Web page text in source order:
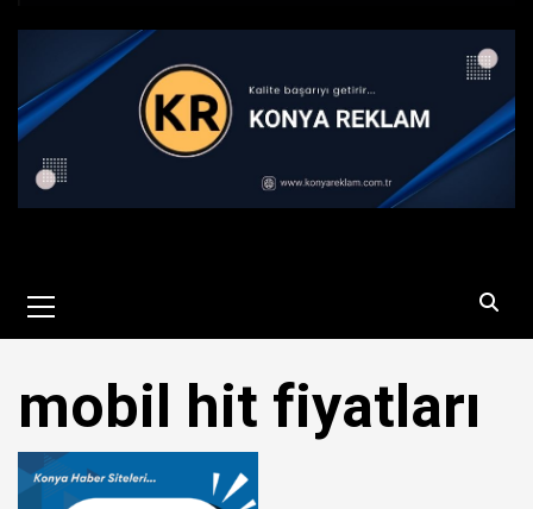
Menu
mobil hit fiyatları